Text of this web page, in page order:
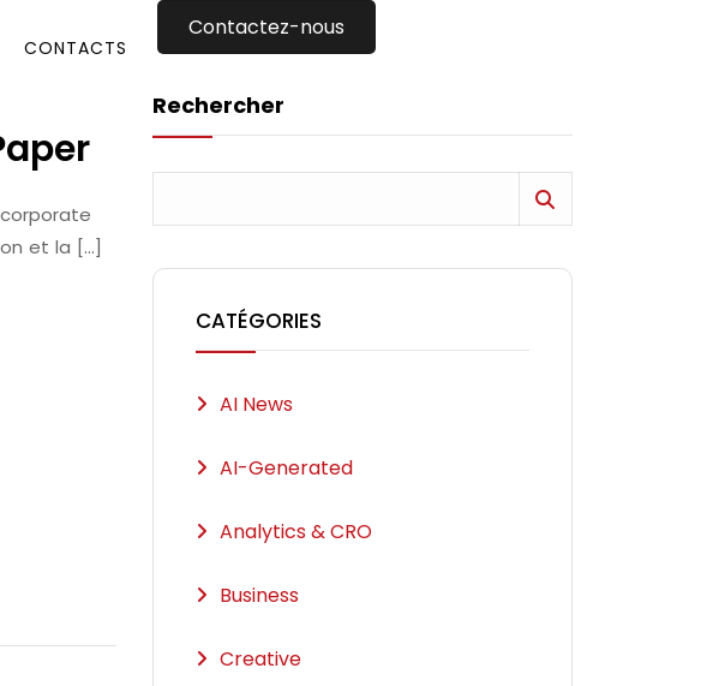
CONTACTS
Contactez-nous
et la [...]
Rechercher
CATÉGORIES
AI News
AI-Generated
Analytics & CRO
Business
Creative